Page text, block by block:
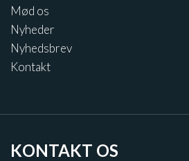
Mød os
Nyheder
Nyhedsbrev
Kontakt
KONTAKT OS